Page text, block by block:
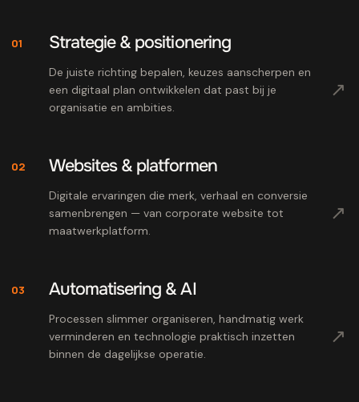
01 Strategie & positionering
De juiste richting bepalen, keuzes aanscherpen en
een digitaal plan ontwikkelen dat past bij je
organisatie en ambities.
↗
02 Websites & platformen
Digitale ervaringen die merk, verhaal en conversie
samenbrengen — van corporate website tot
maatwerkplatform.
↗
03 Automatisering & AI
Processen slimmer organiseren, handmatig werk
verminderen en technologie praktisch inzetten
binnen de dagelijkse operatie.
↗